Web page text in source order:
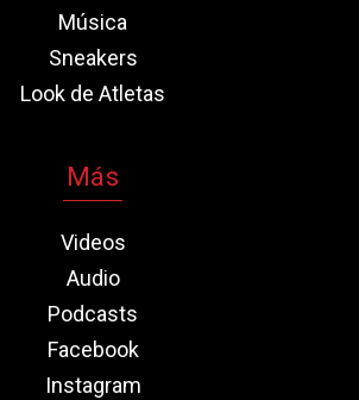
Música
Sneakers
Look de Atletas
Más
Videos
Audio
Podcasts
Facebook
Instagram